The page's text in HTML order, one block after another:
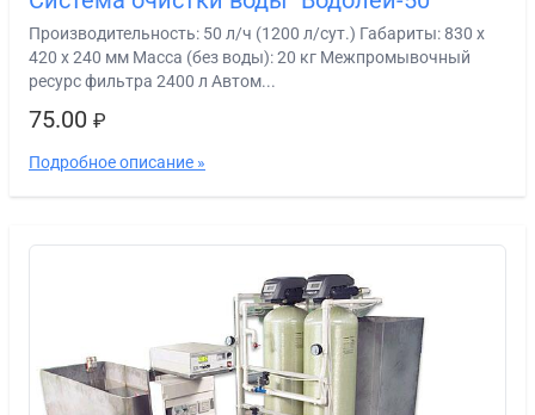
Производительность: 50 л/ч (1200 л/сут.) Габариты: 830 х
420 х 240 мм Масса (без воды): 20 кг Межпромывочный
ресурс фильтра 2400 л Автом...
75.00 ₽
Подробное описание »